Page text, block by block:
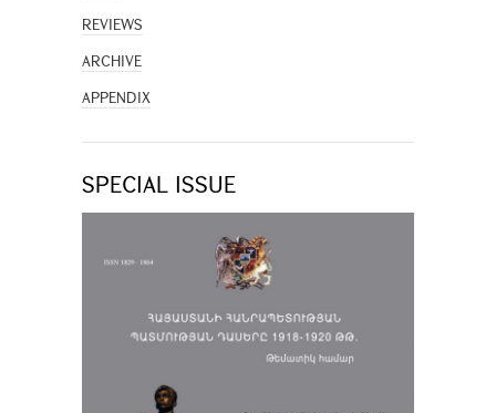
REVIEWS
ARCHIVE
APPENDIX
SPECIAL ISSUE